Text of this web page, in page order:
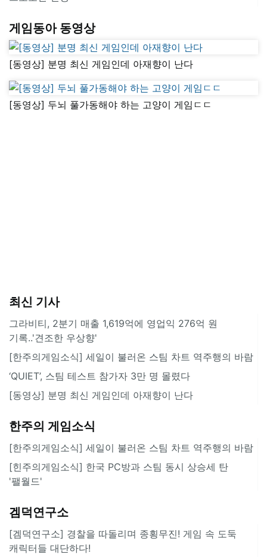
게임동아 동영상
[동영상] 분명 최신 게임인데 아재향이 난다
[동영상] 두뇌 풀가동해야 하는 고양이 게임ㄷㄷ
최신 기사
그라비티, 2분기 매출 1,619억에 영업익 276억 원
기록..'견조한 우상향'
[한주의게임소식] 세일이 불러온 스팀 차트 역주행의 바람
‘QUIET’, 스팀 테스트 참가자 3만 명 몰렸다
[동영상] 분명 최신 게임인데 아재향이 난다
한주의 게임소식
[한주의게임소식] 세일이 불러온 스팀 차트 역주행의 바람
[힌주의게임소식] 한국 PC방과 스팀 동시 상승세 탄
'팰월드'
겜덕연구소
[겜덕연구소] 경찰을 따돌리며 종횡무진! 게임 속 도둑
캐릭터들 대단하다!